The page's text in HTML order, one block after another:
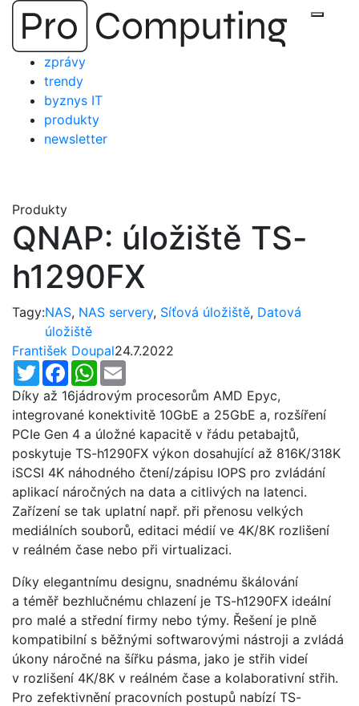
Přejít
obsah
zprávy
trendy
byznys IT
produkty
newsletter
Produkty
QNAP: úložiště TS-
h1290FX
Tagy:NAS, NAS servery, Síťová úložiště, Datová
úložiště
František Doupal24.7.2022
TwitterFacebookWhatsApp
Díky až 16jádrovým procesorům AMD Epyc,
integrované konektivitě 10GbE a 25GbE a, rozšíření
PCIe Gen 4 a úložné kapacitě v řádu petabajtů,
poskytuje TS-h1290FX výkon dosahující až 816K/318K
iSCSI 4K náhodného čtení/zápisu IOPS pro zvládání
aplikací náročných na data a citlivých na latenci.
Zařízení se tak uplatní např. při přenosu velkých
mediálních souborů, editaci médií ve 4K/8K rozlišení
v reálném čase nebo při virtualizaci.
Díky elegantnímu designu, snadnému škálování
a téměř bezhlučnému chlazení je TS-h1290FX ideální
pro malé a střední firmy nebo týmy. Řešení je plně
kompatibilní s běžnými softwarovými nástroji a zvládá
úkony náročné na šířku pásma, jako je střih videí
v rozlišení 4K/8K v reálném čase a kolaborativní střih.
Pro zefektivnění pracovních postupů nabízí TS-